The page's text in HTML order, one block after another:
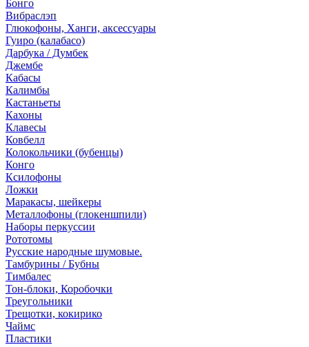
Бонго
Вибраслэп
Глюкофоны, Ханги, аксессуары
Гуиро (калабасо)
Дарбука / Думбек
Джембе
Кабасы
Калимбы
Кастаньеты
Кахоны
Клавесы
Ковбелл
Колокольчики (бубенцы)
Конго
Ксилофоны
Ложки
Маракасы, шейкеры
Металлофоны (глокеншпили)
Наборы перкуссии
Рототомы
Русские народные шумовые.
Тамбурины / Бубны
Тимбалес
Тон-блоки, Коробочки
Треугольники
Трещотки, кокирико
Чаймс
Пластики